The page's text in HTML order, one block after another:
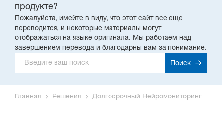
продукте?
Пожалуйста, имейте в виду, что этот сайт все еще
переводится, и некоторые материалы могут
отображаться на языке оригинала. Мы работаем над
завершением перевода и благодарны вам за понимание.
Поиск
Главная Решения Долгосрочный Нейромониторинг